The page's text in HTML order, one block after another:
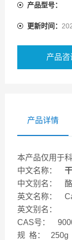
产品型号：
更新时间：
产品咨
产品详情
本产品仅用于
中文名称：
中文别名： 酪
英文名称：
英文别名：
CAS号：
规 格： 250g